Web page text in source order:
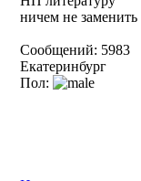
ничем не заменить
Сообщений: 5983
Екатеринбург
Пол: